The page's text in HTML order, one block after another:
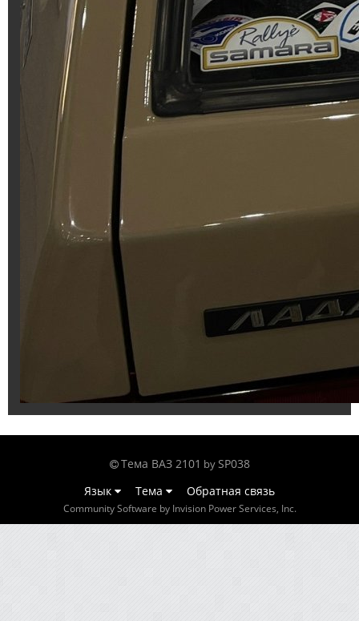
Тема ВАЗ 2101 by SP038
Язык
Тема Обратная связь
Community Software by Invision Power Services, Inc.